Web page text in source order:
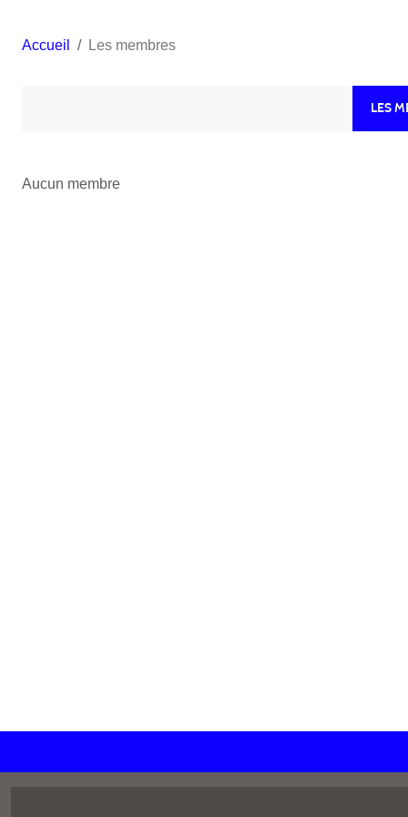
Accueil Les membres
LES
Aucun membre